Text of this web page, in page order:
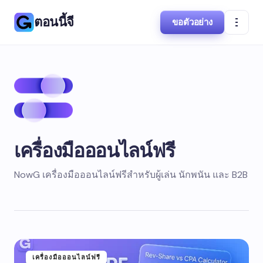
ตอนนี้จี ขอตัวอย่าง
เครื่องมือออนไลน์ฟรี
NowG เครื่องมือออนไลน์ฟรีสำหรับผู้เล่น นักพนัน และ B2B
เครื่องมือออนไลน์ฟรี